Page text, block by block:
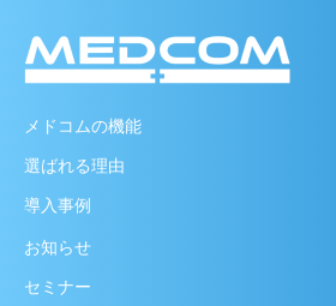
メドコムの機能
選ばれる理由
導入事例
お知らせ
セミナー